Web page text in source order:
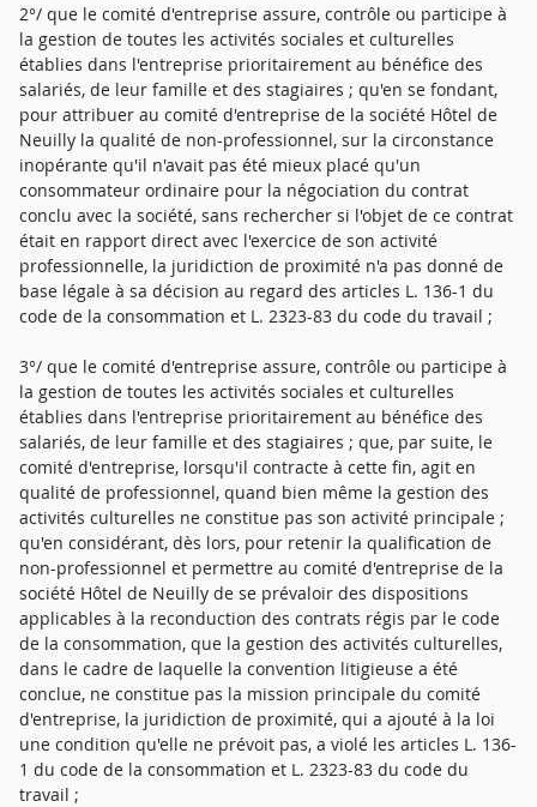
2°/ que le comité d'entreprise assure, contrôle ou participe à
la gestion de toutes les activités sociales et culturelles
établies dans l'entreprise prioritairement au bénéfice des
salariés, de leur famille et des stagiaires ; qu'en se fondant,
pour attribuer au comité d'entreprise de la société Hôtel de
Neuilly la qualité de non-professionnel, sur la circonstance
inopérante qu'il n'avait pas été mieux placé qu'un
consommateur ordinaire pour la négociation du contrat
conclu avec la société, sans rechercher si l'objet de ce contrat
était en rapport direct avec l'exercice de son activité
professionnelle, la juridiction de proximité n'a pas donné de
base légale à sa décision au regard des articles L. 136-1 du
code de la consommation et L. 2323-83 du code du travail ;
3°/ que le comité d'entreprise assure, contrôle ou participe à
la gestion de toutes les activités sociales et culturelles
établies dans l'entreprise prioritairement au bénéfice des
salariés, de leur famille et des stagiaires ; que, par suite, le
comité d'entreprise, lorsqu'il contracte à cette fin, agit en
qualité de professionnel, quand bien même la gestion des
activités culturelles ne constitue pas son activité principale ;
qu'en considérant, dès lors, pour retenir la qualification de
non-professionnel et permettre au comité d'entreprise de la
société Hôtel de Neuilly de se prévaloir des dispositions
applicables à la reconduction des contrats régis par le code
de la consommation, que la gestion des activités culturelles,
dans le cadre de laquelle la convention litigieuse a été
conclue, ne constitue pas la mission principale du comité
d'entreprise, la juridiction de proximité, qui a ajouté à la loi
une condition qu'elle ne prévoit pas, a violé les articles L. 136-
1 du code de la consommation et L. 2323-83 du code du
travail ;